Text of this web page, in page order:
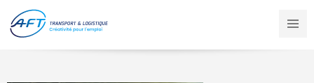
contenu
principal